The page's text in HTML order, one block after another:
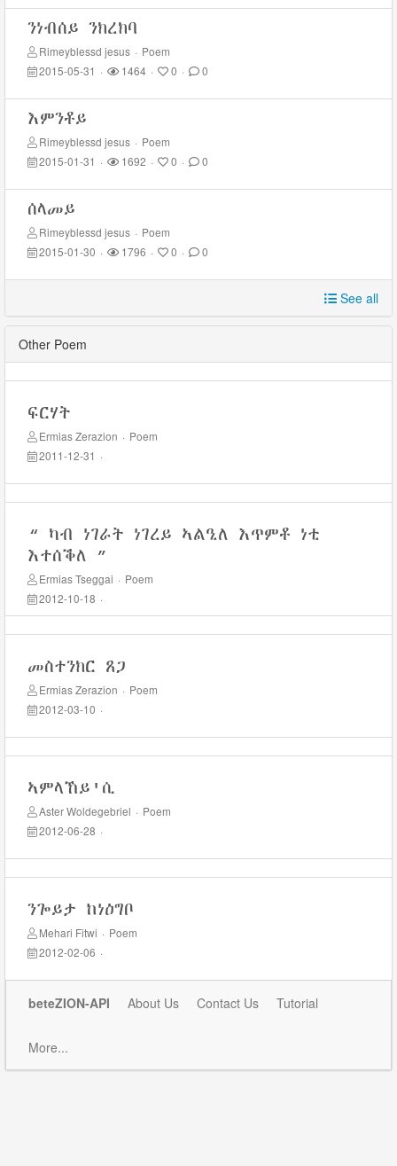
ንነብሰይ ንክረክባ
Rimeyblessd jesus · Poem
2015-05-31 · 1464 · 0 · 0
እምንቶይ
Rimeyblessd jesus · Poem
2015-01-31 · 1692 · 0 · 0
ሰላመይ
Rimeyblessd jesus · Poem
2015-01-30 · 1796 · 0 · 0
See all
Other Poem
ፍርሃት
Ermias Zerazion · Poem
2011-12-31 ·
“ ካብ ነገራት ነገረይ ኣልዒለ እጥምቶ ነቲ
እተሰቕለ ”
Ermias Tseggai · Poem
2012-10-18 ·
መስተንክር ጸጋ
Ermias Zerazion · Poem
2012-03-10 ·
ኣምላኸይ'ሲ
Aster Woldegebriel · Poem
2012-06-28 ·
ንጐይታ ከነዕግቦ
Mehari Fitwi · Poem
2012-02-06 ·
beteZION-API About Us Contact Us Tutorial
More...